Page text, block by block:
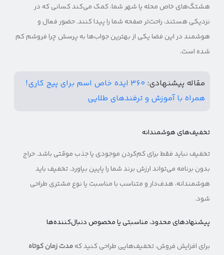
هشتگ‌های خاص محله یا شهر شما، کمک می‌کند کسانی که در
نزدیکی هستند، راحت‌تر صفحه شما را پیدا کنند. حضور فعال و
هوشمند در این فضا یکی از بهترین جواب‌ها به پرسش چرا فروشم کم
شده است.
مقاله پیشنهادی:
۳۶۰ ایده خاص اسم برای پیج کاری!
همراه با آموزش و ترفندهای طلایی
تخفیف‌های هوشمندانه
تخفیف نباید فقط برای کم‌کردن موجودی یا جذب موقتی باشد. حراج
بدون برنامه می‌تواند ارزش برند شما را پایین بیاورد. تخفیف باید
هوشمندانه، هدف‌دار و متناسب با مناسبت یا نوع مشتری طراحی
شود.
پیشنهادهای محدود، مناسبتی یا مخصوص دنبال‌کننده‌ها
برای افزایش فروش، تخفیف‌هایی طراحی کنید کهمدت زمان کوتاه